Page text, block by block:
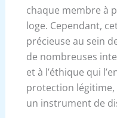
chaque membre à
loge. Cependant,
précieuse au sein
de nombreuses
et à l’éthique qui
protection
un instrument de